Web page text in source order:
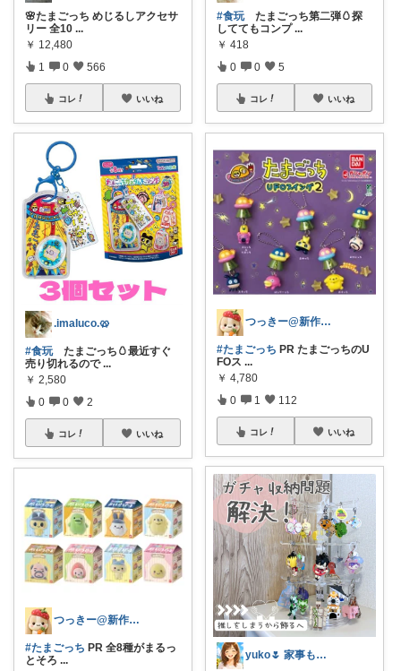
🌸たまごっち めじるしアクセサ
リー 全10 ...
￥ 12,480
1 0 566
コレ いいね
.imaluco.🥨
#食玩たまごっち🥚最近すぐ
売り切れるので ...
￥ 2,580
0 0 2
コレ いいね
つっきー@新作アイテム
#たまごっち PR 全8種がまるっ
とそろ ...
#食玩たまごっち第二弾🥚探
しててもコンプ ...
￥ 418
0 0 5
コレ いいね
つっきー@新作アイテム
#たまごっち PR たまごっちのU
FOス ...
￥ 4,780
0 1 112
コレ いいね
yuko🌷 家事も育児もちょっとラクに